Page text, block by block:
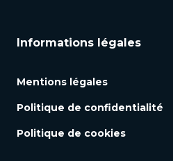
Informations légales
Mentions légales
Politique de confidentialité
Politique de cookies